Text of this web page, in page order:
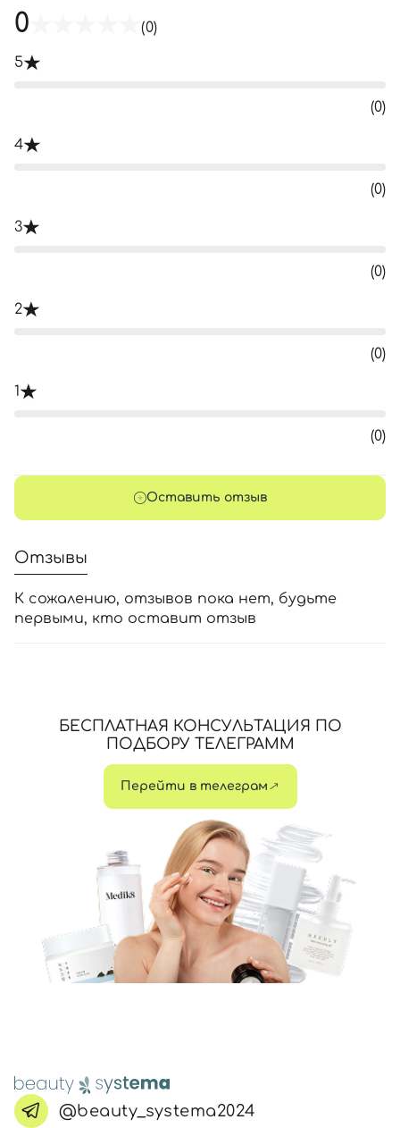
0 (0)
5
(0)
4
(0)
3
(0)
2
(0)
1
(0)
Оставить отзыв
Отзывы
К сожалению, отзывов пока нет, будьте
первыми, кто оставит отзыв
БЕСПЛАТНАЯ КОНСУЛЬТАЦИЯ ПО
ПОДБОРУ ТЕЛЕГРАММ
Перейти в телеграм
@beauty_systema2024